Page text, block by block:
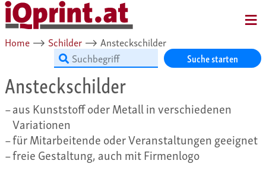
Home ⟶ Schilder ⟶ Ansteckschilder
Suche starten
Ansteckschilder
aus Kunststoff oder Metall in verschiedenen
Variationen
für Mitarbeitende oder Veranstaltungen geeignet
freie Gestaltung, auch mit Firmenlogo